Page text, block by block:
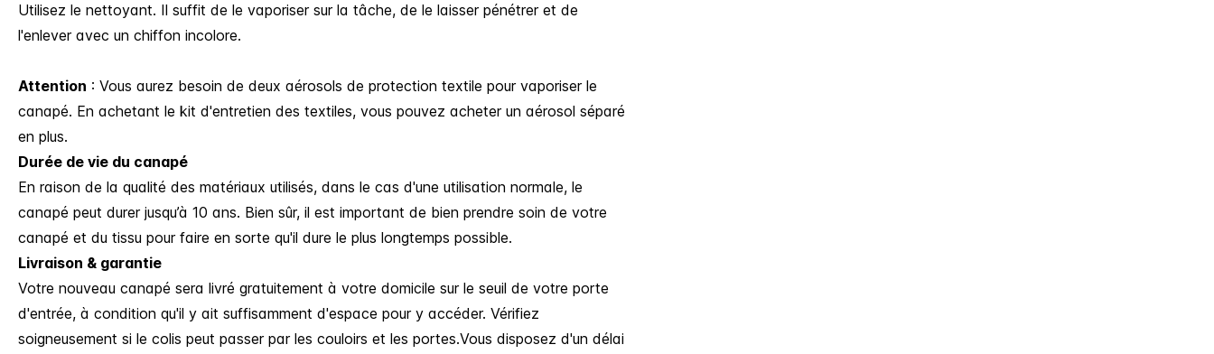
Utilisez le nettoyant. Il suffit de le vaporiser sur la tâche, de le laisser pénétrer et de
l'enlever avec un chiffon incolore.
Attention : Vous aurez besoin de deux aérosols de protection textile pour vaporiser le
canapé. En achetant le kit d'entretien des textiles, vous pouvez acheter un aérosol séparé
en plus.
Durée de vie du canapé
En raison de la qualité des matériaux utilisés, dans le cas d'une utilisation normale, le
canapé peut durer jusqu’à 10 ans. Bien sûr, il est important de bien prendre soin de votre
canapé et du tissu pour faire en sorte qu'il dure le plus longtemps possible.
Livraison & garantie
Votre nouveau canapé sera livré gratuitement à votre domicile sur le seuil de votre porte
d'entrée, à condition qu'il y ait suffisamment d'espace pour y accéder. Vérifiez
soigneusement si le colis peut passer par les couloirs et les portes.Vous disposez d'un délai